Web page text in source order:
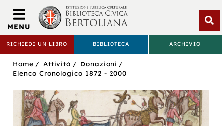
BIBLIOTECA
CIVICA
BERTOLIANA
RICHIEDI UN LIBRO BIBLIOTECA ARCHIVIO
MENU
Bertoliana
Sei
in:
Home Attività
Donazioni
Elenco Cronologico 1872 - 2000